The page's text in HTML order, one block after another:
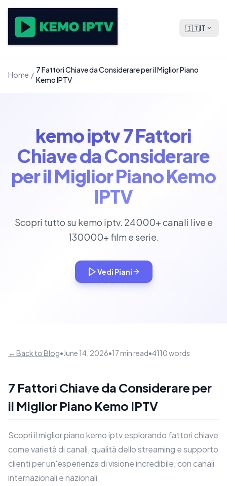
🇮🇹IT
Home /
7 Fattori Chiave da Considerare per il Miglior Piano
Kemo IPTV
kemo iptv 7 Fattori
Chiave da Considerare
per il Miglior Piano Kemo
IPTV
Scopri tutto su kemo iptv. 24000+ canali live e
130000+ film e serie.
Vedi Piani
← Back to Blog•June 14, 2026•17 min read•4110 words
7 Fattori Chiave da Considerare per
il Miglior Piano Kemo IPTV
Scopri il miglior piano kemo iptv esplorando fattori chiave
come varietà di canali, qualità dello streaming e supporto
clienti per un'esperienza di visione incredibile, con canali
internazionali e nazionali